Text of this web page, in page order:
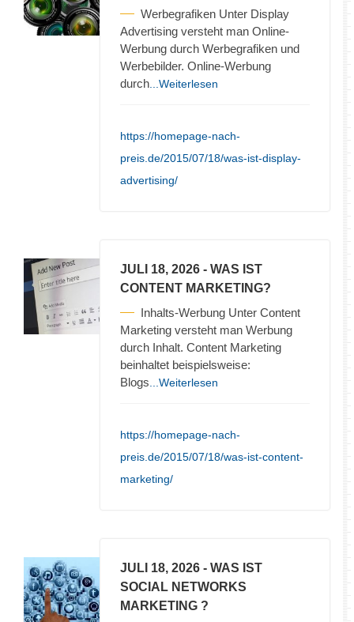
Werbegrafiken Unter Display
Advertising versteht man Online-
Werbung durch Werbegrafiken und
Werbebilder. Online-Werbung
durch ...Weiterlesen
https://homepage-nach-
preis.de/2015/07/18/was-ist-display-
advertising/
JULI 18, 2026 - WAS IST
CONTENT MARKETING?
Inhalts-Werbung Unter Content
Marketing versteht man Werbung
durch Inhalt. Content Marketing
beinhaltet beispielsweise:
Blogs ...Weiterlesen
https://homepage-nach-
preis.de/2015/07/18/was-ist-content-
marketing/
JULI 18, 2026 - WAS IST
SOCIAL NETWORKS
MARKETING ?